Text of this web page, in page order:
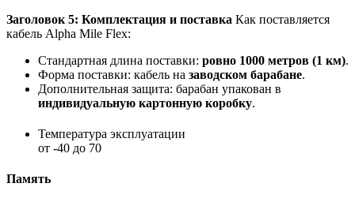
Заголовок 5: Комплектация и поставка Как поставляется
кабель Alpha Mile Flex:
Стандартная длина поставки: ровно 1000 метров (1 км).
Форма поставки: кабель на заводском барабане.
Дополнительная защита: барабан упакован в
индивидуальную картонную коробку.
Температура эксплуатации
от -40 до 70
Память